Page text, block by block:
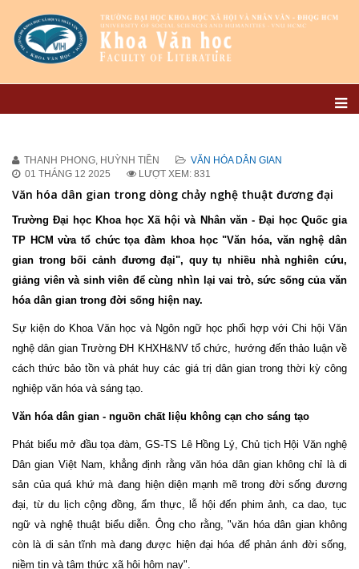
THANH PHONG, HUỲNH TIỀN
VĂN HÓA DÂN GIAN
01 THÁNG 12 2025
LƯỢT XEM: 831
Văn hóa dân gian trong dòng chảy nghệ thuật đương đại
Trường Đại học Khoa học Xã hội và Nhân văn - Đại học Quốc gia
TP HCM vừa tổ chức tọa đàm khoa học "Văn hóa, văn nghệ dân
gian trong bối cảnh đương đại", quy tụ nhiều nhà nghiên cứu,
giảng viên và sinh viên để cùng nhìn lại vai trò, sức sống của văn
hóa dân gian trong đời sống hiện nay.
Sự kiện do Khoa Văn học và Ngôn ngữ học phối hợp với Chi hội Văn
nghệ dân gian Trường ĐH KHXH&NV tổ chức, hướng đến thảo luận về
cách thức bảo tồn và phát huy các giá trị dân gian trong thời kỳ công
nghiệp văn hóa và sáng tạo.
Văn hóa dân gian - nguồn chất liệu không cạn cho sáng tạo
Phát biểu mở đầu tọa đàm, GS-TS Lê Hồng Lý, Chủ tịch Hội Văn nghệ
Dân gian Việt Nam, khẳng định rằng văn hóa dân gian không chỉ là di
sản của quá khứ mà đang hiện diện mạnh mẽ trong đời sống đương
đại, từ du lịch cộng đồng, ẩm thực, lễ hội đến phim ảnh, ca dao, tục
ngữ và nghệ thuật biểu diễn. Ông cho rằng, "văn hóa dân gian không
còn là di sản tĩnh mà đang được hiện đại hóa để phản ánh đời sống,
niềm tin và tâm thức xã hội hôm nay".